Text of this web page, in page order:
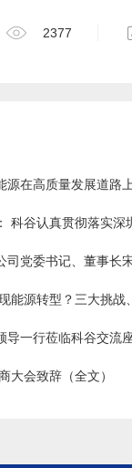
2377
源在高质量发展道路
司党委书记、董事长
能源转型？三大挑战
导一行莅临科谷交流
大会致辞（全文）